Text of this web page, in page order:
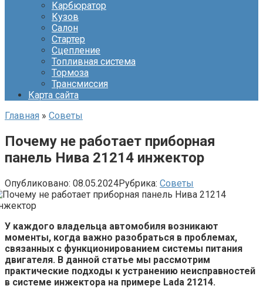
Карбюратор
Кузов
Салон
Стартер
Сцепление
Топливная система
Тормоза
Трансмиссия
Карта сайта
Главная » Советы
Почему не работает приборная
панель Нива 21214 инжектор
Опубликовано: 08.05.2024Рубрика: Советы
У каждого владельца автомобиля возникают
моменты, когда важно разобраться в проблемах,
связанных с функционированием системы питания
двигателя. В данной статье мы рассмотрим
практические подходы к устранению неисправностей
в системе инжектора на примере Lada 21214.